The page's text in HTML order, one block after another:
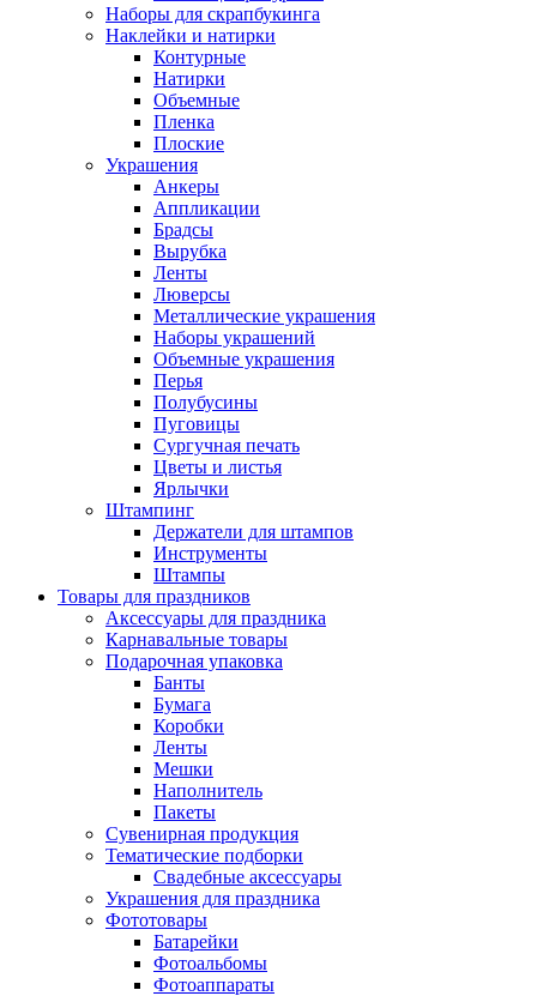
Наборы для скрапбукинга
Наклейки и натирки
Контурные
Натирки
Объемные
Пленка
Плоские
Украшения
Анкеры
Аппликации
Брадсы
Вырубка
Ленты
Люверсы
Металлические украшения
Наборы украшений
Объемные украшения
Перья
Полубусины
Пуговицы
Сургучная печать
Цветы и листья
Ярлычки
Штампинг
Держатели для штампов
Инструменты
Штампы
Товары для праздников
Аксессуары для праздника
Карнавальные товары
Подарочная упаковка
Банты
Бумага
Коробки
Ленты
Мешки
Наполнитель
Пакеты
Сувенирная продукция
Тематические подборки
Свадебные аксессуары
Украшения для праздника
Фототовары
Батарейки
Фотоальбомы
Фотоаппараты